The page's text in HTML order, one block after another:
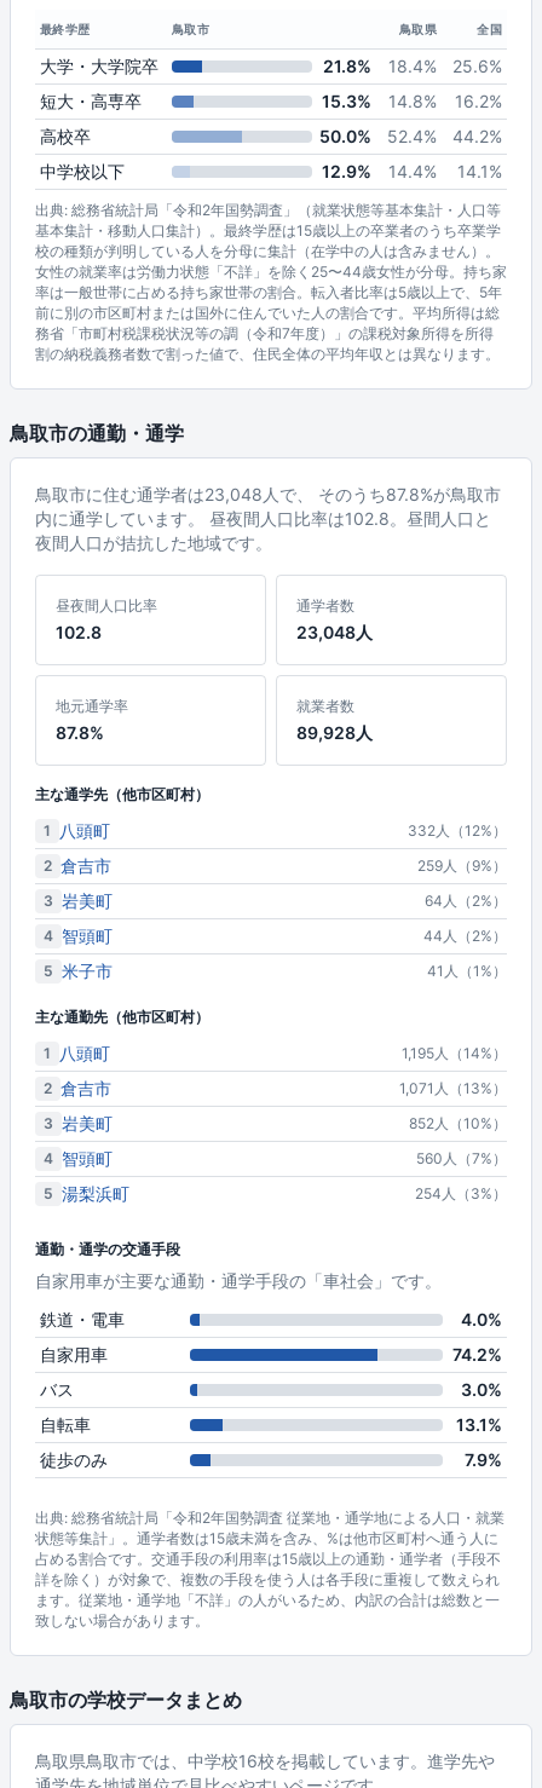
最終学歴 鳥取市 鳥取県 全国
大学・大学院卒 21.8% 18.4%
25.6%
短大・高専卒
15.3% 14.8%
16.2%
高校卒
50.0% 52.4%
44.2%
中学校以下
12.9% 14.4% 14.1%
出典: 総務省統計局「令和2年国勢調査」（就業状態等基本集計・人口等
基本集計・移動人口集計）。最終学歴は15歳以上の卒業者のうち卒業学
校の種類が判明している人を分母に集計（在学中の人は含みません）。
女性の就業率は労働力状態「不詳」を除く25〜44歳女性が分母。持ち家
率は一般世帯に占める持ち家世帯の割合。転入者比率は5歳以上で、5年
前に別の市区町村または国外に住んでいた人の割合です。平均所得は総
務省「市町村税課税状況等の調（令和7年度）」の課税対象所得を所得
割の納税義務者数で割った値で、住民全体の平均年収とは異なります。
鳥取市の通勤・通学
鳥取市に住む通学者は23,048人で、 そのうち87.8%が鳥取市
内に通学しています。 昼夜間人口比率は102.8。昼間人口と
夜間人口が拮抗した地域です。
昼夜間人口比率
102.8
通学者数
23,048人
地元通学率
87.8%
就業者数
89,928人
主な通学先（他市区町村）
1
八頭町
332人（12%）
2 倉吉市
259人（9%）
3 岩美町
64人（2%）
4 智頭町
44人（2%）
5 米子市 41人（1%）
主な通勤先（他市区町村）
1
八頭町
1,195人（14%）
2 倉吉市
1,071人（13%）
3 岩美町
852人（10%）
4 智頭町
560人（7%）
5 湯梨浜町 254人（3%）
通勤・通学の交通手段
自家用車が主要な通勤・通学手段の「車社会」です。
鉄道・電車
4.0%
自家用車
74.2%
バス
3.0%
自転車
13.1%
徒歩のみ
7.9%
出典: 総務省統計局「令和2年国勢調査 従業地・通学地による人口・就業
状態等集計」。通学者数は15歳未満を含み、%は他市区町村へ通う人に
占める割合です。交通手段の利用率は15歳以上の通勤・通学者（手段不
詳を除く）が対象で、複数の手段を使う人は各手段に重複して数えられ
ます。従業地・通学地「不詳」の人がいるため、内訳の合計は総数と一
致しない場合があります。
鳥取市の学校データまとめ
鳥取県鳥取市では、中学校16校を掲載しています。進学先や